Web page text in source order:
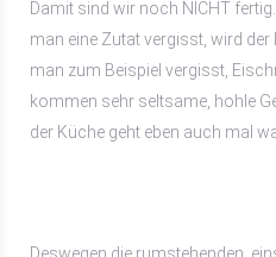
Damit sind wir noch NICHT
man eine Zutat vergisst, wird
man zum Beispiel vergisst,
kommen sehr seltsame, hohle
der Küche geht eben auch mal